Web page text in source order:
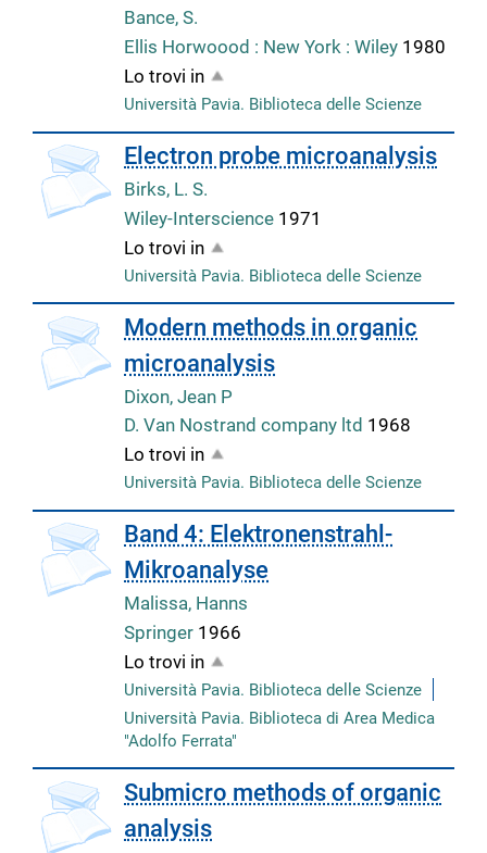
Bance, S.
Ellis Horwoood : New York : Wiley 1980
Lo trovi in
Università Pavia. Biblioteca delle Scienze
Electron probe microanalysis
Birks, L. S.
Wiley-Interscience 1971
Lo trovi in
Università Pavia. Biblioteca delle Scienze
copertina
Modern methods in organic
microanalysis
Dixon, Jean P
D. Van Nostrand company ltd 1968
Lo trovi in
Università Pavia. Biblioteca delle Scienze
copertina
Band 4: Elektronenstrahl-
Mikroanalyse
Malissa, Hanns
Springer 1966
Lo trovi in
Università Pavia. Biblioteca delle Scienze
Università Pavia. Biblioteca di Area Medica
"Adolfo Ferrata"
copertina
Submicro methods of organic
analysis